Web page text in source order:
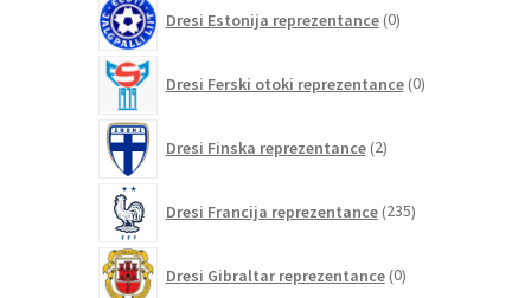
Dresi Estonija reprezentance 0izdelkov
Dresi Ferski otoki reprezentance 0izdelkov
Dresi Finska reprezentance 2izdelka
Dresi Francija reprezentance 235izdelkov
Dresi Gibraltar reprezentance 0izdelkov